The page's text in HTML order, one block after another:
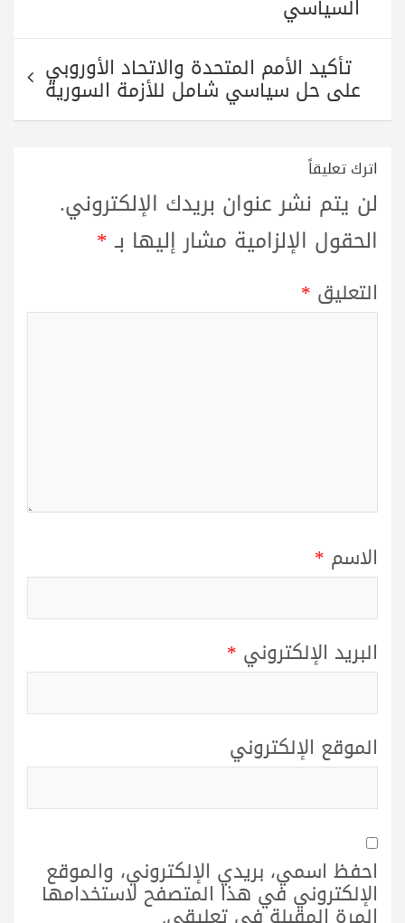
السياسي
تأكيد الأمم المتحدة والاتحاد الأوروبي
على حل سياسي شامل للأزمة السورية
اترك تعليقاً
لن يتم نشر عنوان بريدك الإلكتروني.
الحقول الإلزامية مشار إليها بـ*
التعليق *
الاسم *
البريد الإلكتروني *
الموقع الإلكتروني
احفظ اسمي، بريدي الإلكتروني، والموقع
الإلكتروني في هذا المتصفح لاستخدامها